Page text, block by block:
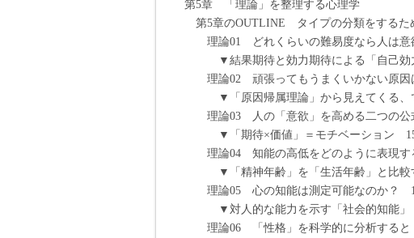
第5章 「理論」を整理する心理学
第5章のOUTLINE タイプの分類をするた
理論01 どれくらいの難易度なら人は意
▼結果期待と効力期待による「自己効
理論02 頑張ってもうまくいかない原因
▼「原因帰属理論」から見えてくる、
理論03 人の「意欲」を高める二つの公
▼「期待×価値」＝モチベーション
理論04 知能の高低をどのように表現す
▼「精神年齢」を「生活年齢」と比較
理論05 心の知能は測定可能なのか？
▼対人的な能力を示す「社会的知能
理論06 「性格」を科学的に分析すると